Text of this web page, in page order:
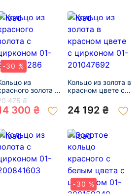
-30 %
из
золота с
01-
475 ₴
300 ₴
Кольцо из золота в
красном цвете с
201047692
24 192 ₴
-30 %